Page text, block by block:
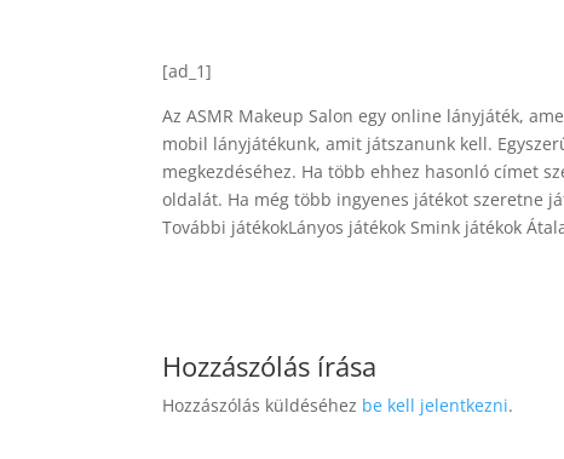
[ad_1]
Az ASMR Makeup Salon egy online lányjáték,
mobil lányjátékunk, amit játszanunk kell.
megkezdéséhez. Ha több ehhez hasonló címet
oldalát. Ha még több ingyenes játékot szeretne
További játékokLányos játékok Smink játékok
Hozzászólás írása
Hozzászólás küldéséhez be kell jelentkezni.